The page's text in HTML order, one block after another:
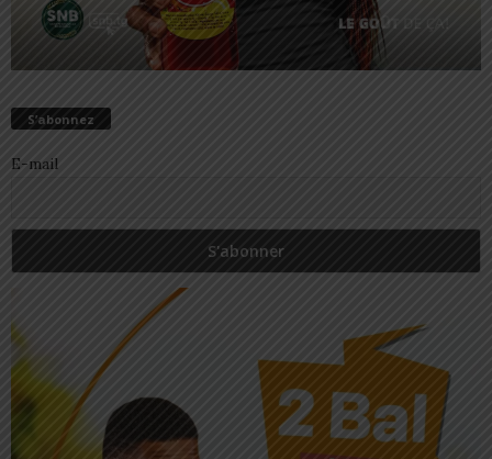
S’abonnez
E-mail